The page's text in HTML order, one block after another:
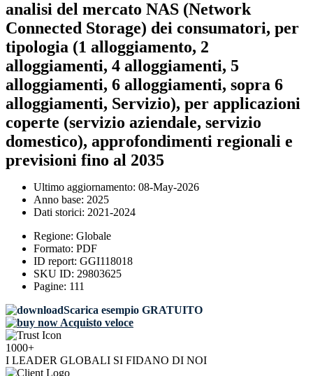
analisi del mercato NAS (Network
Connected Storage) dei consumatori, per
tipologia (1 alloggiamento, 2
alloggiamenti, 4 alloggiamenti, 5
alloggiamenti, 6 alloggiamenti, sopra 6
alloggiamenti, Servizio), per applicazioni
coperte (servizio aziendale, servizio
domestico), approfondimenti regionali e
previsioni fino al 2035
Ultimo aggiornamento: 08-May-2026
Anno base: 2025
Dati storici: 2021-2024
Regione: Globale
Formato: PDF
ID report: GGI118018
SKU ID: 29803625
Pagine: 111
Scarica esempio GRATUITO
Acquisto veloce
1000+
I LEADER GLOBALI SI FIDANO DI NOI